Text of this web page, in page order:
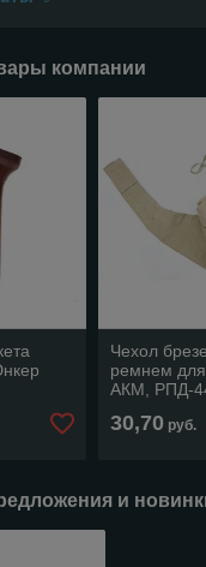
компании
Чехол
ремнем
АКМ, РПД-
30,70руб.
и